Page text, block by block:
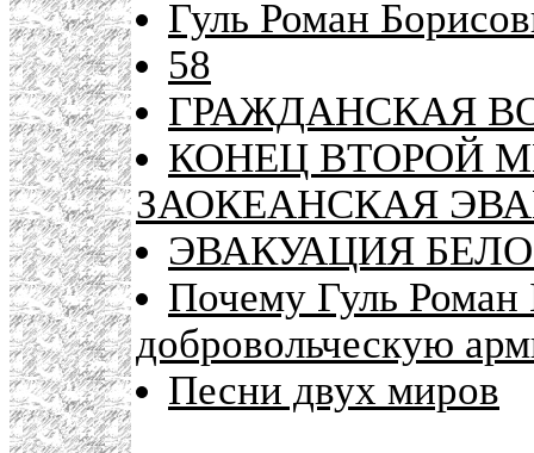
Гуль Роман
58
ГРАЖДАНСКАЯ
КОНЕЦ ВТОРОЙ
ЗАОКЕАНСКАЯ
ЭВАКУАЦИЯ
Почему Гуль
добровольческую
Песни двух миров